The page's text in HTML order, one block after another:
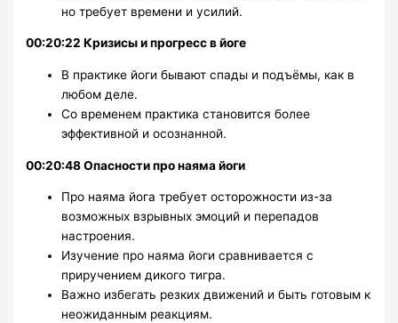
но требует времени и усилий.
00:20:22 Кризисы и прогресс в йоге
В практике йоги бывают спады и подъёмы, как в
любом деле.
Со временем практика становится более
эффективной и осознанной.
00:20:48 Опасности про наяма йоги
Про наяма йога требует осторожности из-за
возможных взрывных эмоций и перепадов
настроения.
Изучение про наяма йоги сравнивается с
приручением дикого тигра.
Важно избегать резких движений и быть готовым к
неожиданным реакциям.